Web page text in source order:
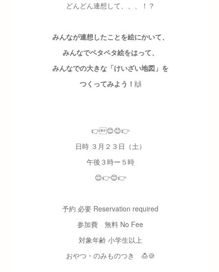
どんどん連想して、、、！？
みんなが連想したことを絵にかいて、
みんなでペタペタ絵をはって、
みんなでの大きな「けいざい地図」を
つくってみよう！ 🙌
👉😊😊👉
日時 ３月２３日（土）
午後３時ー５時
😊👉😊👉
予約 必要 Reservation required
参加費 無料 No Fee
対象年齢 小学生以上
おやつ・のみものつき 🍮🍪